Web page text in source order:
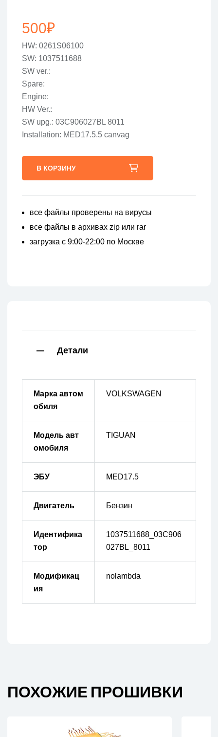
500₽
HW: 0261S06100
SW: 1037511688
SW ver.:
Spare:
Engine:
HW Ver.:
SW upg.: 03C906027BL 8011
Installation: MED17.5.5 canvag
В КОРЗИНУ
все файлы проверены на вирусы
все файлы в архивах zip или rar
загрузка с 9:00-22:00 по Москве
Детали
Марка автом
обиля
VOLKSWAGEN
Модель авт
омобиля
TIGUAN
ЭБУ MED17.5
Двигатель Бензин
Идентифика
тор
1037511688_03C906
027BL_8011
Модификац
ия
nolambda
ПОХОЖИЕ ПРОШИВКИ